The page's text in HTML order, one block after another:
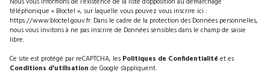
téléphonique « Bloctel », sur laquelle vous pouvez vous inscrire ici :
https://www.bloctel.gouv.fr. Dans le cadre de la protection des Données personnelles,
nous vous invitons à ne pas inscrire de Données sensibles dans le champ de saisie
libre.
Ce site est protégé par reCAPTCHA, les Politiques de Confidentialité et es
Conditions d'utilisation de Google s'appliquent.